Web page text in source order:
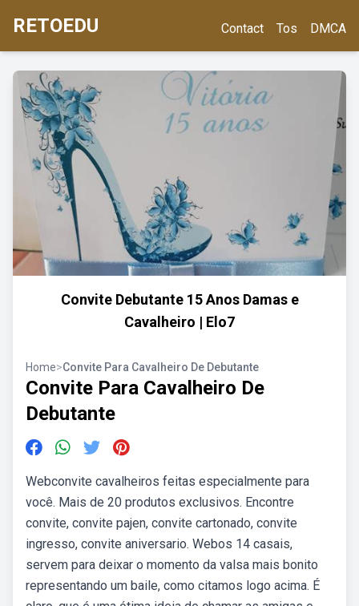
RETOEDU Contact Tos DMCA
Convite Debutante 15 Anos Damas e
Cavalheiro | Elo7
Home>Convite Para Cavalheiro De Debutante
Convite Para Cavalheiro De
Debutante
Webconvite cavalheiros feitas especialmente para
você. Mais de 20 produtos exclusivos. Encontre
convite, convite pajen, convite cartonado, convite
ingresso, convite aniversario. Webos 14 casais,
servem para deixar o momento da valsa mais bonito
representando um baile, como citamos logo acima. É